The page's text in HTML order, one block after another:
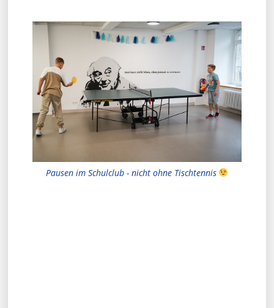
Pausen im Schulclub - nicht ohne Tischtennis